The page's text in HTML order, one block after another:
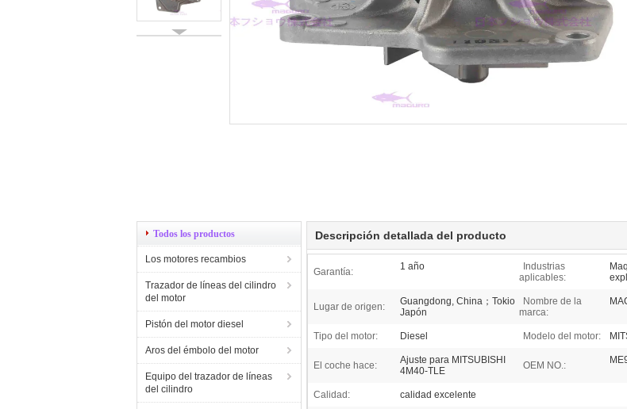
Todos los productos
Los motores recambios
Trazador de líneas del cilindro
del motor
Pistón del motor diesel
Aros del émbolo del motor
Equipo del trazador de líneas
del cilindro
Descripción detallada del producto
Garantía: 1 año
Industrias
aplicables:
Lugar de origen:
Guangdong, China；Tokio
Japón
Nombre de la
marca:
Tipo del motor: Diesel Modelo del motor:
El coche hace:
Ajuste para MITSUBISHI
4M40-TLE
OEM NO.:
Calidad: calidad excelente